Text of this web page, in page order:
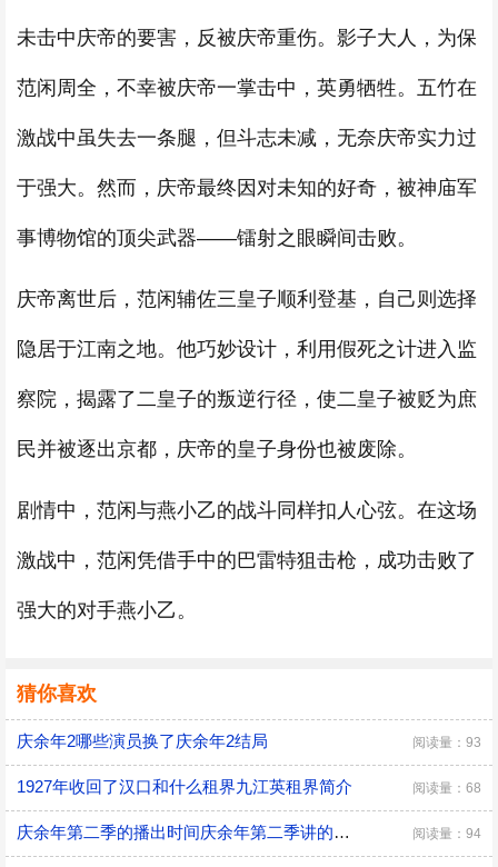
未击中庆帝的要害，反被庆帝重伤。影子大人，为保
范闲周全，不幸被庆帝一掌击中，英勇牺牲。五竹在
激战中虽失去一条腿，但斗志未减，无奈庆帝实力过
于强大。然而，庆帝最终因对未知的好奇，被神庙军
事博物馆的顶尖武器——镭射之眼瞬间击败。
庆帝离世后，范闲辅佐三皇子顺利登基，自己则选择
隐居于江南之地。他巧妙设计，利用假死之计进入监
察院，揭露了二皇子的叛逆行径，使二皇子被贬为庶
民并被逐出京都，庆帝的皇子身份也被废除。
剧情中，范闲与燕小乙的战斗同样扣人心弦。在这场
激战中，范闲凭借手中的巴雷特狙击枪，成功击败了
强大的对手燕小乙。
猜你喜欢
庆余年2哪些演员换了庆余年2结局 阅读量：93
1927年收回了汉口和什么租界九江英租界简介 阅读量：68
庆余年第二季的播出时间庆余年第二季讲的什么故事 阅读量：94